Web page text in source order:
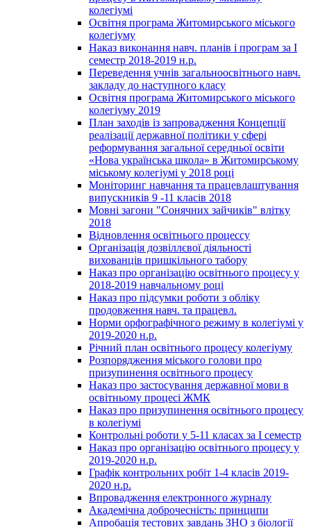
колегіумі
Освітня програма Житомирського міського
колегіуму
Наказ виконання навч. планів і програм за І
семестр 2018-2019 н.р.
Переведення учнів загальноосвітнього навч.
закладу до наступного класу
Освітня програма Житомирського міського
колегіуму 2019
План заходів із запровадження Концепції
реалізації державної політики у сфері
реформування загальної середньої освіти
«Нова українська школа» в Житомирському
міському колегіумі у 2018 році
Моніторинг навчання та працевлаштування
випускників 9 -11 класів 2018
Мовні загони "Сонячних зайчиків" влітку
2018
Відновлення освітнього процессу
Організація дозвіллєвої діяльності
вихованців пришкільного табору
Наказ про організацію освітнього процесу у
2018-2019 навчальному році
Наказ про підсумки роботи з обліку
продовження навч. та працевл.
Норми орфографічного режиму в колегіумі у
2019-2020 н.р.
Річний план освітнього процесу колегіуму
Розпорядження міського голови про
призупинення освітнього процесу
Наказ про застосування державної мови в
освітньому процесі ЖМК
Наказ про призупинення освітнього процесу
в колегіумі
Контрольні роботи у 5-11 класах за І семестр
Наказ про організацію освітнього процесу у
2019-2020 н.р.
Графік контрольних робіт 1-4 класів 2019-
2020 н.р.
Впровадження електронного журналу
Академічна доброчесність: принципи
Апробація тестових завдань ЗНО з біології